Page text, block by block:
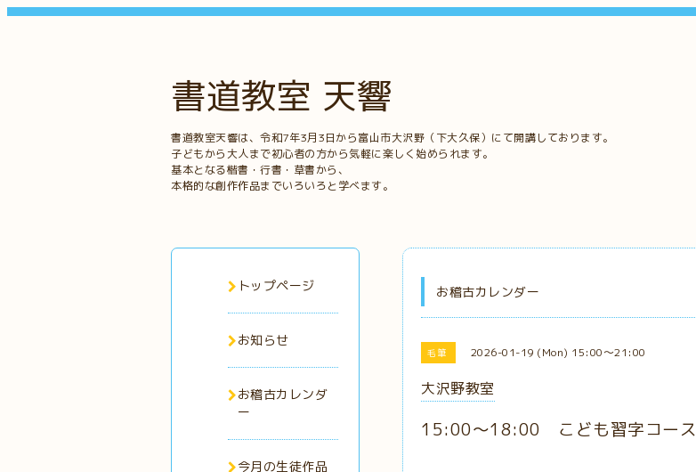
書道教室 天響
書道教室天響は、令和7年3月3日から富山市大沢野（下大久保）にて開講しております。
子どもから大人まで初心者の方から気軽に楽しく始められます。
基本となる楷書・行書・草書から、
本格的な創作作品までいろいろと学べます。
お稽古カレンダー
毛筆 2026-01-19 (Mon) 15:00～21:00
大沢野教室
15:00～18:00 こども習字コース
トップページ
お知らせ
お稽古カレンダ
ー
今月の生徒作品